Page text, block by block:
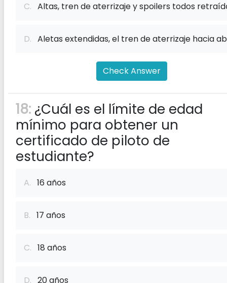
C. Altas, tren de aterrizaje y spoilers todos
D. Aletas extendidas, el tren de aterrizaje hacia
Check Answer
18: ¿Cuál es el límite de edad
mínimo para obtener un
certificado de piloto de
estudiante?
A. 16 años
B. 17 años
C. 18 años
D. 20 años